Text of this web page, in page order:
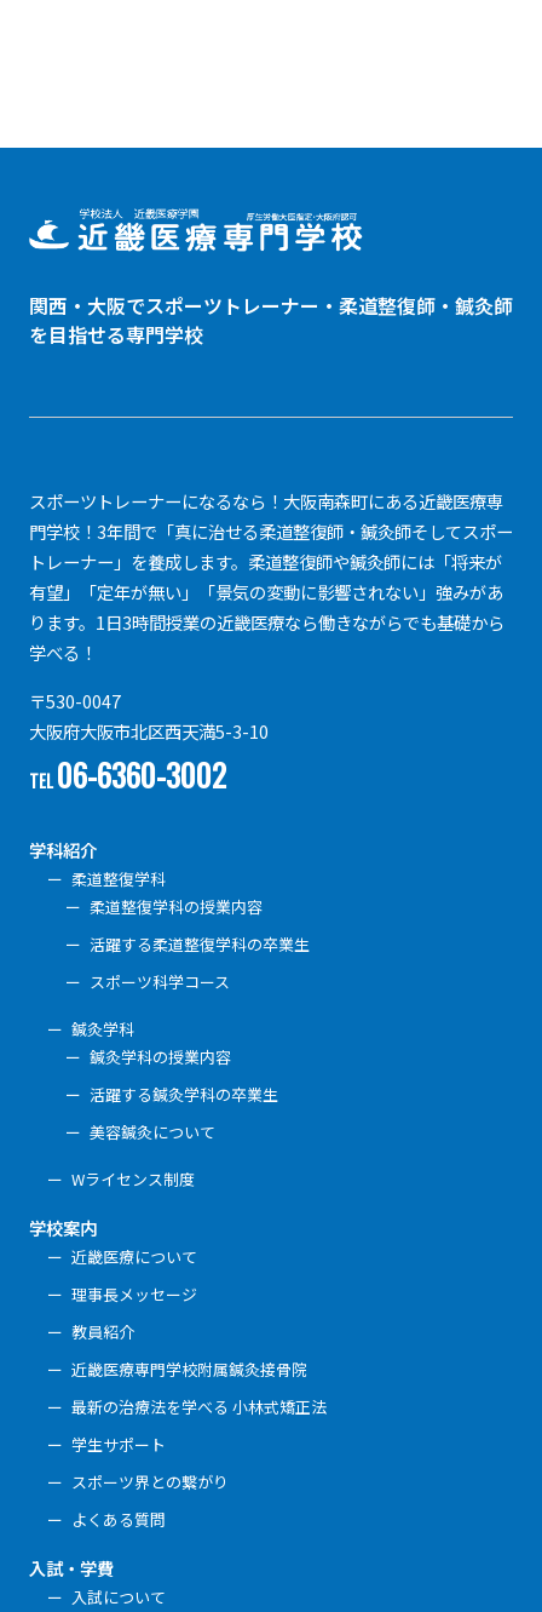
関西・大阪でスポーツトレーナー・ 柔道整復師 ・鍼灸師
を目指せる専門学校
スポーツトレーナーになるなら！大阪南森町にある近畿医療専
門学校！3年間で「真に治せる柔道整復師・鍼灸師そしてスポー
トレーナー」を養成します。柔道整復師や鍼灸師には「将来が
有望」「定年が無い」「景気の変動に影響されない」強みがあ
ります。1日3時間授業の近畿医療なら働きながらでも基礎から
学べる！
〒530-0047
大阪府大阪市北区西天満5-3-10
TEL06-6360-3002
学科紹介
柔道整復学科
柔道整復学科の授業内容
活躍する柔道整復学科の卒業生
スポーツ科学コース
鍼灸学科
鍼灸学科の授業内容
活躍する鍼灸学科の卒業生
美容鍼灸について
Wライセンス制度
学校案内
近畿医療について
理事長メッセージ
教員紹介
近畿医療専門学校附属鍼灸接骨院
最新の治療法を学べる 小林式矯正法
学生サポート
スポーツ界との繋がり
よくある質問
入試・学費
入試について